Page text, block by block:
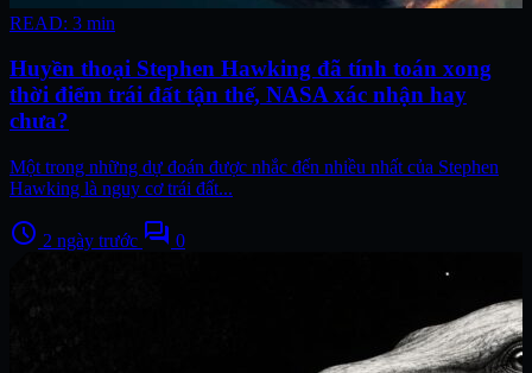
READ: 3 min
Huyền thoại Stephen Hawking đã tính toán xong
thời điểm trái đất tận thế, NASA xác nhận hay
chưa?
Một trong những dự đoán được nhắc đến nhiều nhất của Stephen
Hawking là nguy cơ trái đất...
schedule 2 ngày trước forum 0